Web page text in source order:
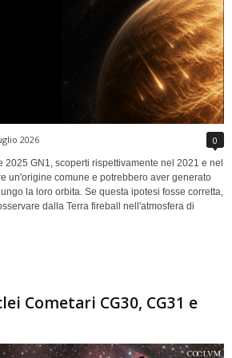
2026 0
2025 GN1, scoperti rispettivamente nel 2021 e nel
un'origine comune e potrebbero aver generato
la loro orbita. Se questa ipotesi fosse corretta,
dalla Terra fireball nell'atmosfera di
Cometari CG30, CG31 e